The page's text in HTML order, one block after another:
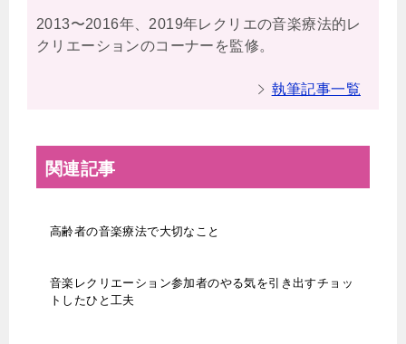
2013〜2016年、2019年レクリエの音楽療法的レ
クリエーションのコーナーを監修。
執筆記事一覧
関連記事
高齢者の音楽療法で大切なこと
音楽レクリエーション参加者のやる気を引き出すチョッ
トしたひと工夫